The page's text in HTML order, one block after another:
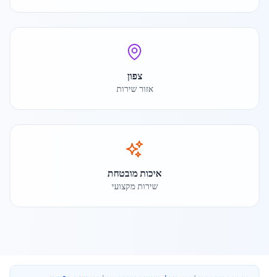
צפון
אזור שירות
איכות מובטחת
שירות מקצועי